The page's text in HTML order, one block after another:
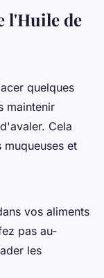
l'Huile de
quelques
maintenir
Cela
et
vos aliments
pas au-
les